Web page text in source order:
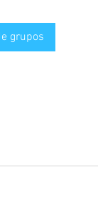
grupos